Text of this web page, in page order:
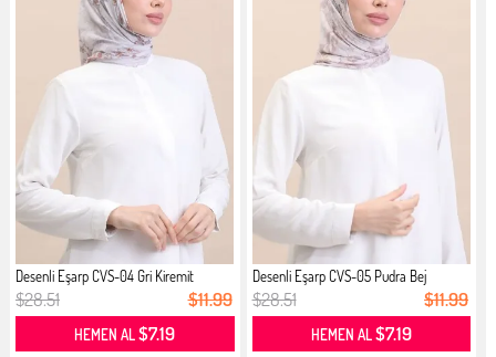
Desenli Eşarp CVS-04 Gri Kiremit
$28.51 $11.99
HEMEN AL$7.19
Desenli Eşarp CVS-05 Pudra Bej
$28.51 $11.99
HEMEN AL$7.19